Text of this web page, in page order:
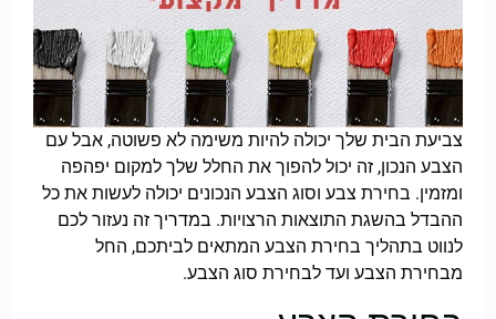
צביעת הבית שלך יכולה להיות משימה לא פשוטה, אבל עם
הצבע הנכון, זה יכול להפוך את החלל שלך למקום יפהפה
ומזמין. בחירת צבע וסוג הצבע הנכונים יכולה לעשות את כל
ההבדל בהשגת התוצאות הרצויות. במדריך זה נעזור לכם
לנווט בתהליך בחירת הצבע המתאים לביתכם, החל
מבחירת הצבע ועד לבחירת סוג הצבע.